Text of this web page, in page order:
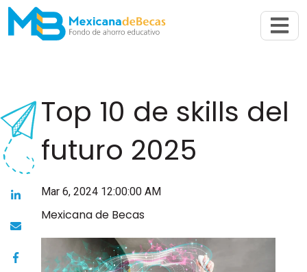
Abrir
Top 10 de skills del
futuro 2025
Mar 6, 2024 12:00:00 AM
Mexicana de Becas